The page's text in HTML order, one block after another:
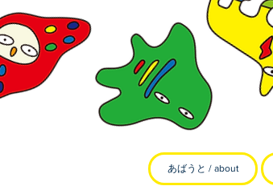
あばうと / about